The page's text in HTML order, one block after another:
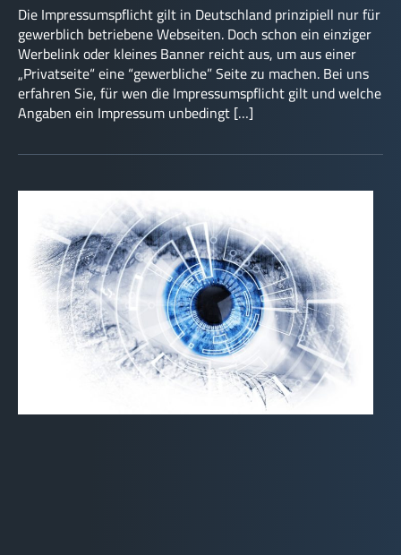
Die Impressumspflicht gilt in Deutschland prinzipiell nur für
gewerblich betriebene Webseiten. Doch schon ein einziger
Werbelink oder kleines Banner reicht aus, um aus einer
„Privatseite“ eine “gewerbliche” Seite zu machen. Bei uns
erfahren Sie, für wen die Impressumspflicht gilt und welche
Angaben ein Impressum unbedingt […]